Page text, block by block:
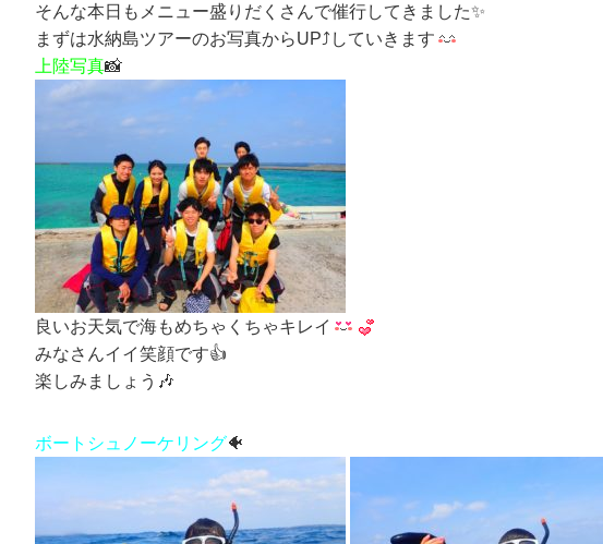
そんな本日もメニュー盛りだくさんで催行してきました✨
まずは水納島ツアーのお写真からUP⤴していきます
上陸写真📸
良いお天気で海もめちゃくちゃキレイ
みなさんイイ笑顔です👍
楽しみましょう🎶
ボートシュノーケリング🐠